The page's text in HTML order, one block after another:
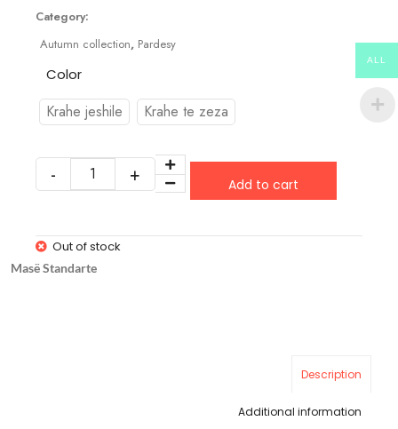
Category:
Autumn collection, Pardesy
Color
Krahe jeshile Krahe te zeza
Add to cart
Out of stock
Masë Standarte
Description
Additional information
ALL